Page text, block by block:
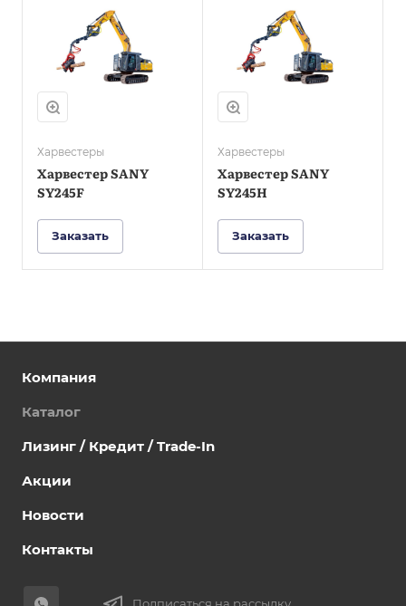
Харвестеры
Харвестер SANY
SY245F
Заказать
25500
Мощность
двигателя, л.с.
199,9
3290
Харвестеры
Харвестер SANY
SY245H
Заказать
Компания
Каталог
Лизинг / Кредит / Trade-In
Акции
Новости
Контакты